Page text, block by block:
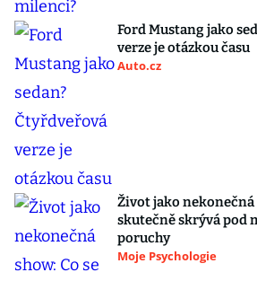
Ford Mustang jako
verze je otázkou času
Auto.cz
Život jako nekonečná
skutečně skrývá pod
poruchy
Moje Psychologie